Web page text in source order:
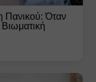
Πανικού: Όταν